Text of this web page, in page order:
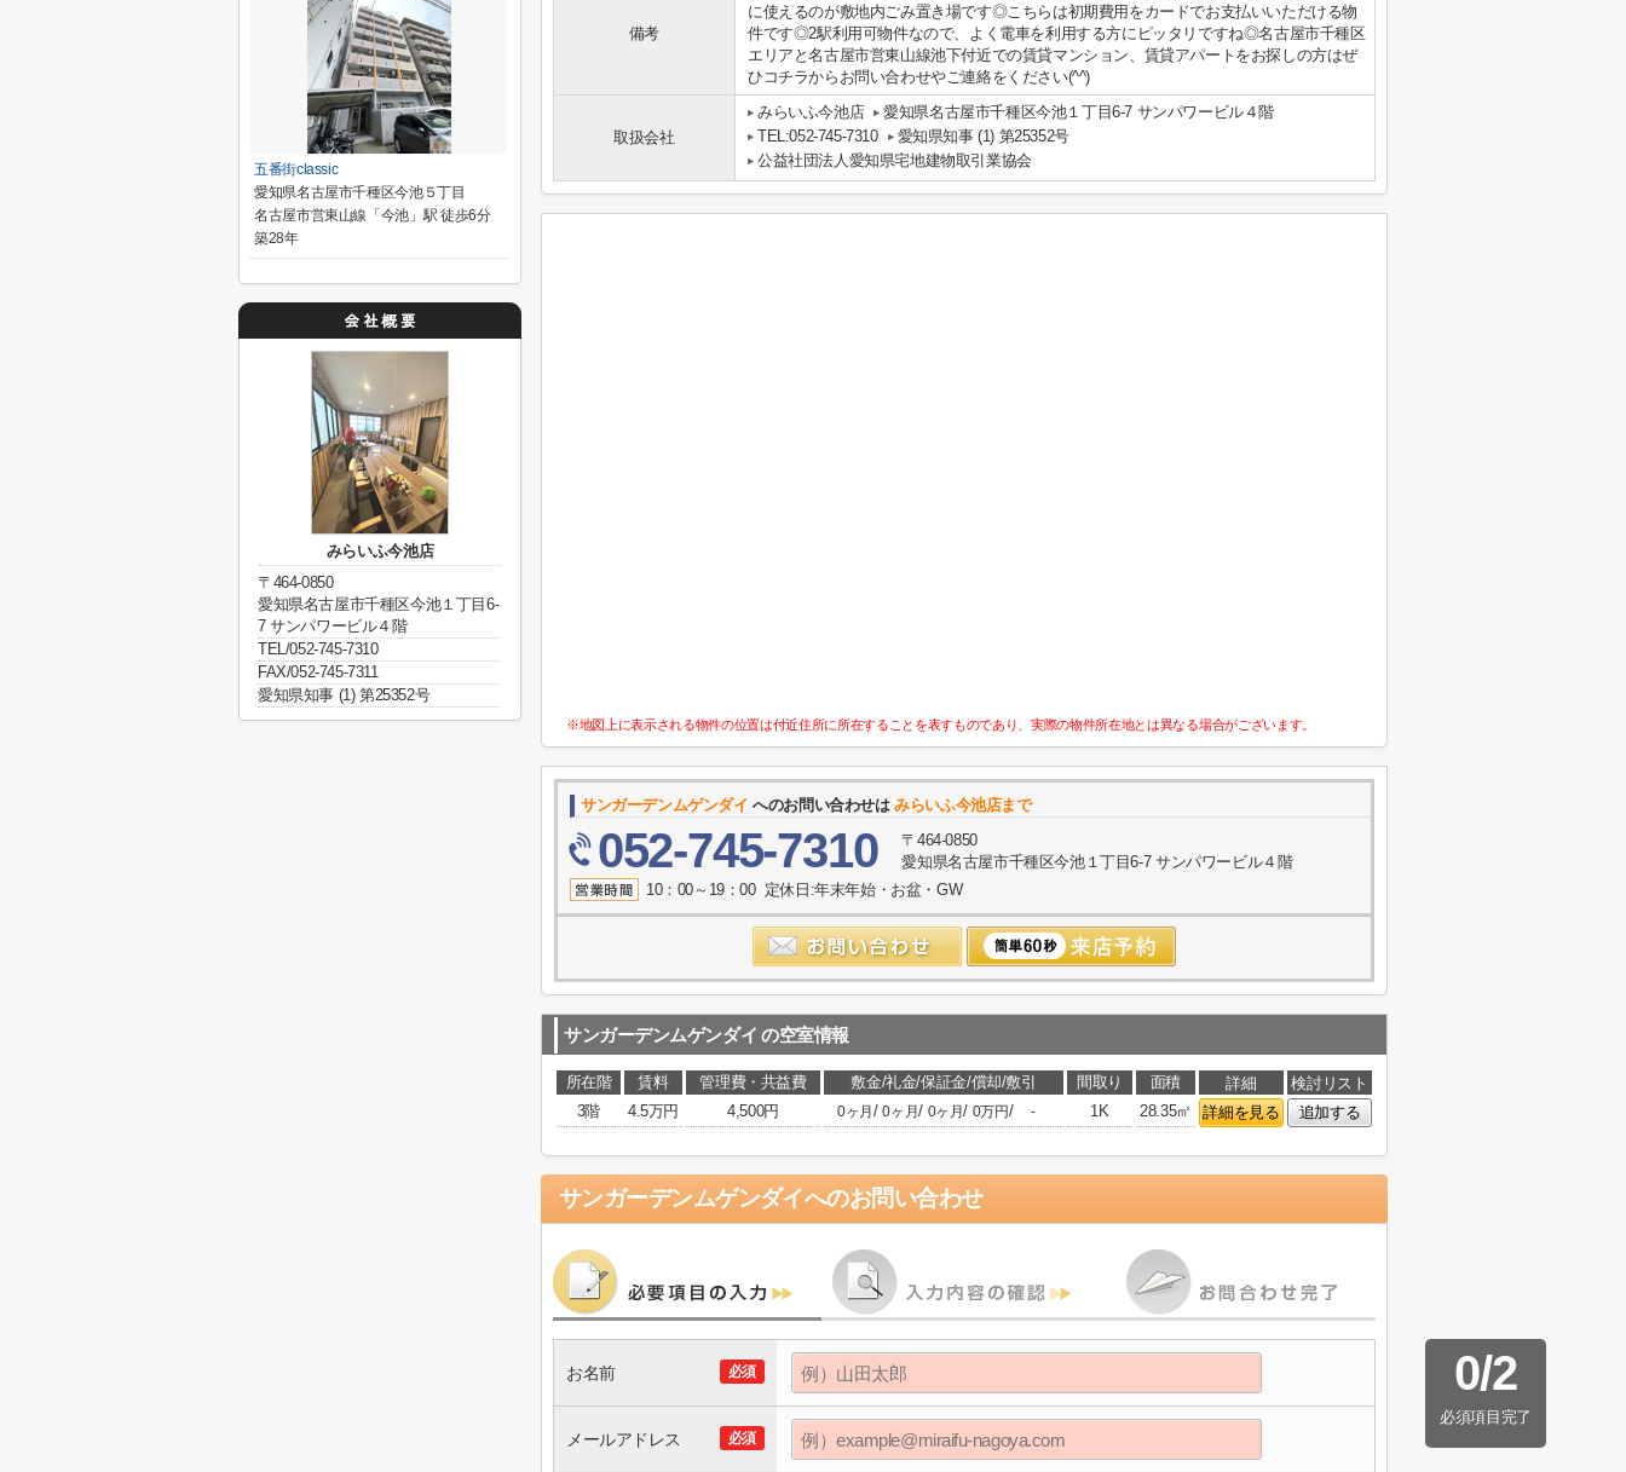
備考
に使えるのが敷地内ごみ置き場です◎こちらは初期費用をカードでお支払いいただける物
件です◎2駅利用可物件なので、よく電車を利用する方にピッタリですね◎名古屋市千種区
エリアと名古屋市営東山線池下付近での賃貸マンション、賃貸アパートをお探しの方はぜ
ひコチラからお問い合わせやご連絡をください(^^)
取扱会社
みらいふ今池店
愛知県名古屋市千種区今池１丁目6-7 サンパワービル４階
TEL:052-745-7310
愛知県知事 (1) 第25352号
公益社団法人愛知県宅地建物取引業協会
※地図上に表示される物件の位置は付近住所に所在することを表すものであり、実際の物件所在地とは異なる場合がございます。
サンガーデンムゲンダイ へのお問い合わせはみらいふ今池店まで
052-745-7310
〒464-0850
愛知県名古屋市千種区今池１丁目6-7 サンパワービル４階
10：00～19：00 定休日:年末年始・お盆・GW
サンガーデンムゲンダイ の空室情報
所在階 賃料 管理費・共益費 敷金/礼金/保証金/償却/敷引 間取り 面積 詳細
検討リスト
3階
4.5万円 4,500円 0ヶ月/0ヶ月/ 0ヶ月/ 0万円/ - 1K 28.35㎡ 詳細を見る 追加する
サンガーデンムゲンダイへのお問い合わせ
0/2
必須項目完了
必須
お名前
必須
メールアドレス
五番街classic
愛知県名古屋市千種区今池５丁目
名古屋市営東山線「今池」駅 徒歩6分
築28年
みらいふ今池店
〒464-0850
愛知県名古屋市千種区今池１丁目6-
7 サンパワービル４階
TEL/052-745-7310
FAX/052-745-7311
愛知県知事 (1) 第25352号